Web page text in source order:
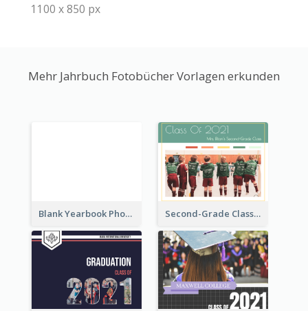
1100 x 850 px
Mehr Jahrbuch Fotobücher Vorlagen erkunden
Blank Yearbook Photo Book Second-Grade Class Yearbook Photo Book